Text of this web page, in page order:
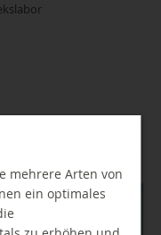
mehrere Arten von
ein optimales